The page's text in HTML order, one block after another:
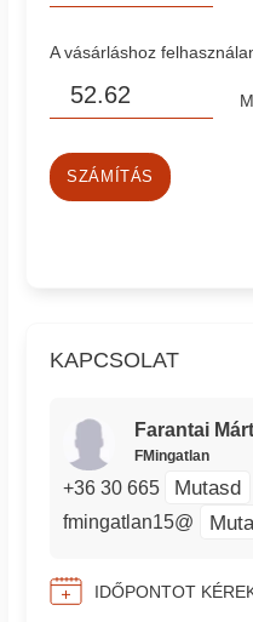
A vásárláshoz
SZÁMÍTÁS
KAPCSOLAT
Farantai
FMingatlan
+36 30 665 Mutasd
fmingatlan15@
IDŐPONTOT